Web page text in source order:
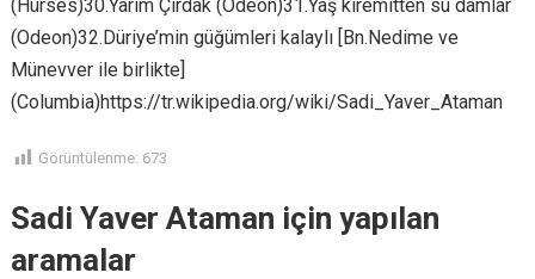
(Hürses)30.Yarım Çırdak (Odeon)31.Yaş kiremitten su damlar
(Odeon)32.Düriye’min güğümleri kalaylı [Bn.Nedime ve
Münevver ile birlikte]
(Columbia)https://tr.wikipedia.org/wiki/Sadi_Yaver_Ataman
Görüntülenme: 673
Sadi Yaver Ataman için yapılan
aramalar